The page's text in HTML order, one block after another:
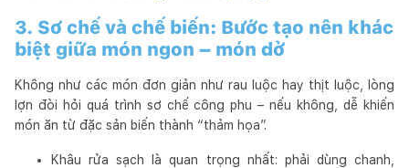
3. Sơ chế và chế biến: Bước tạo nên khác
biệt giữa món ngon – món dở
Không như các món đơn giản như rau luộc hay thịt luộc, lòng
lợn đòi hỏi quá trình sơ chế công phu – nếu không, dễ khiến
món ăn từ đặc sản biến thành “thảm họa”.
Khâu rửa sạch là quan trọng nhất: phải dùng chanh,